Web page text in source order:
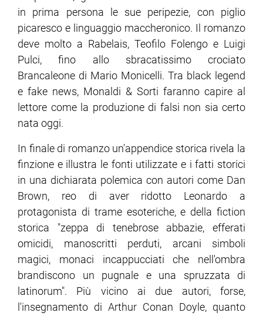
in prima persona le sue peripezie, con piglio
picaresco e linguaggio maccheronico. Il romanzo
deve molto a Rabelais, Teofilo Folengo e Luigi
Pulci, fino allo sbracatissimo crociato
Brancaleone di Mario Monicelli. Tra black legend
e fake news, Monaldi & Sorti faranno capire al
lettore come la produzione di falsi non sia certo
nata oggi.
In finale di romanzo un'appendice storica rivela la
finzione e illustra le fonti utilizzate e i fatti storici
in una dichiarata polemica con autori come Dan
Brown, reo di aver ridotto Leonardo a
protagonista di trame esoteriche, e della fiction
storica "zeppa di tenebrose abbazie, efferati
omicidi, manoscritti perduti, arcani simboli
magici, monaci incappucciati che nell'ombra
brandiscono un pugnale e una spruzzata di
latinorum". Più vicino ai due autori, forse,
l'insegnamento di Arthur Conan Doyle, quanto